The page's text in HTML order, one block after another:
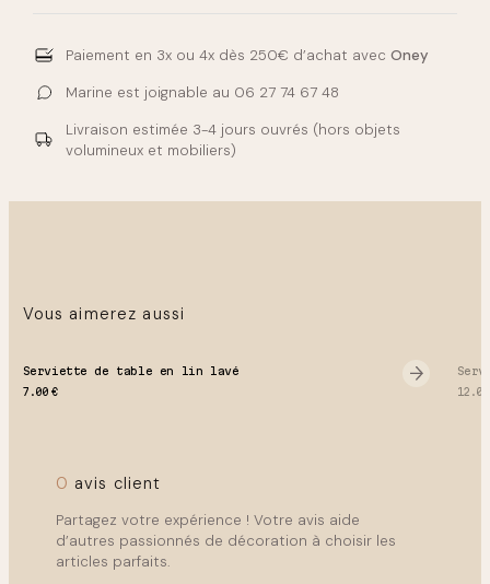
avec élégance ! Le léopard version graphique apporte ce
twist inattendu qui transforme la cuisine. Peut être utilisé
en serviette de table. J’adore l’associer avec des
assiettes grès beige mat, des verres fumés ou ambrés,
des couverts laiton brossé et des nappes lin froissé
écru ou terracotta.
Paiement en 3x ou 4x dès 250€ d’achat avec Oney
Marine est joignable au 06 27 74 67 48
Livraison estimée 3-4 jours ouvrés (hors objets
volumineux et mobiliers)
Vous aimerez aussi
Serviette de table en lin lavé
7.00 €
0 avis client
Partagez votre expérience ! Votre avis aide
d’autres passionnés de décoration à choisir les
articles parfaits.